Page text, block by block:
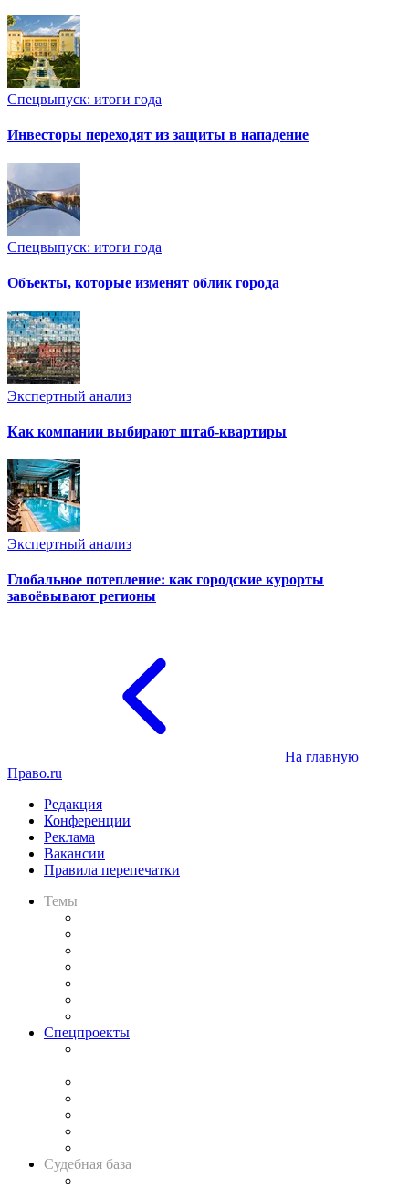
Спецвыпуск: итоги года
Инвесторы переходят из защиты в нападение
Спецвыпуск: итоги года
Объекты, которые изменят облик города
Экспертный анализ
Как компании выбирают штаб-квартиры
Экспертный анализ
Глобальное потепление: как городские курорты
завоёвывают регионы
На главную
Право.ru
Редакция
Конференции
Реклама
Вакансии
Правила перепечатки
Темы
Спецпроекты
Судебная база